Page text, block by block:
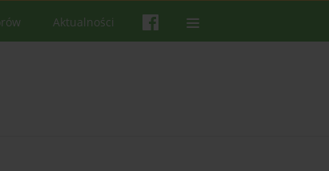
Aktualności